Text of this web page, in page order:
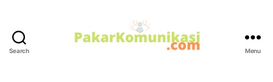
Search Menu